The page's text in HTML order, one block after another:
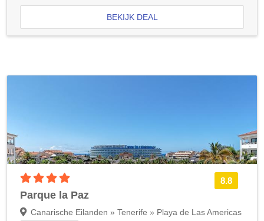
BEKIJK DEAL
8.8
Parque la Paz
Canarische Eilanden » Tenerife » Playa de Las Americas